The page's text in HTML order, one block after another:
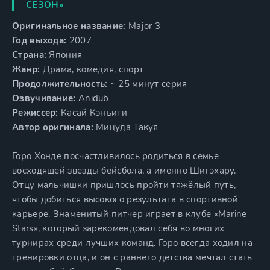
СЕЗОН»
Оригинальное название: Major 3
Год выхода: 2007
Страна: Япония
Жанр: Драма, комедия, спорт
Продолжительность: ~ 25 минут серия
Озвучивание: Anidub
Режиссер: Касай Кэнъити
Автор оригинала: Мицуда Такуя
Горо Хонде посчастливилось родиться в семье
восходящей звезды бейсбола, а именно Шигэхару.
Отцу мальчишки пришлось пройти тяжёлый путь,
чтобы добиться высокого результата в спортивной
карьере. Знаменитый питчер играет в клубе «Marine
Stars», который зарекомендовал себя во многих
турнирах среди лучших команд. Горо всегда ходил на
тренировки отца, и он с раннего детства мечтал стать